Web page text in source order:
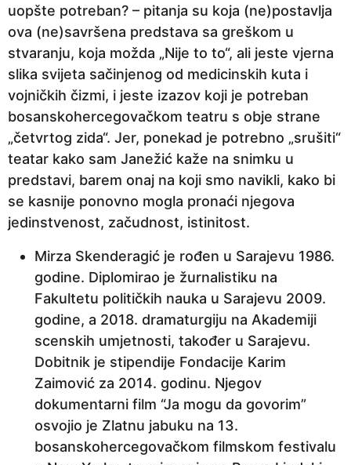
uopšte potreban? – pitanja su koja (ne)postavlja
ova (ne)savršena predstava sa greškom u
stvaranju, koja možda „Nije to to“, ali jeste vjerna
slika svijeta sačinjenog od medicinskih kuta i
vojničkih čizmi, i jeste izazov koji je potreban
bosanskohercegovačkom teatru s obje strane
„četvrtog zida“. Jer, ponekad je potrebno „srušiti“
teatar kako sam Janežić kaže na snimku u
predstavi, barem onaj na koji smo navikli, kako bi
se kasnije ponovno mogla pronaći njegova
jedinstvenost, začudnost, istinitost.
Mirza Skenderagić je rođen u Sarajevu 1986.
godine. Diplomirao je žurnalistiku na
Fakultetu političkih nauka u Sarajevu 2009.
godine, a 2018. dramaturgiju na Akademiji
scenskih umjetnosti, također u Sarajevu.
Dobitnik je stipendije Fondacije Karim
Zaimović za 2014. godinu. Njegov
dokumentarni film “Ja mogu da govorim”
osvojio je Zlatnu jabuku na 13.
bosanskohercegovačkom filmskom festivalu